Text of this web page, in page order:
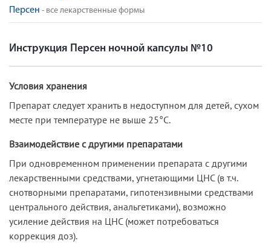
Персен - все лекарственные формы
Инструкция Персен ночной капсулы №10
Условия хранения
Препарат следует хранить в недоступном для детей, сухом
месте при температуре не выше 25°C.
Взаимодействие с другими препаратами
При одновременном применении препарата с другими
лекарственными средствами, угнетающими ЦНС (в т.ч.
снотворными препаратами, гипотензивными средствами
центрального действия, анальгетиками), возможно
усиление действия на ЦНС (может потребоваться
коррекция доз).